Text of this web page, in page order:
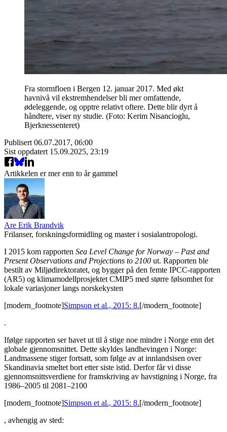
Fra stormfloen i Bergen 12. januar 2017. Med økt
havnivå vil ekstremhendelser bli mer omfattende,
ødeleggende, og opptre relativt oftere. Dette blir dyrt å
håndtere, viser ny studie. (Foto: Kerim Nisancioglu,
Bjerknessenteret)
Publisert 06.07.2017, 06:00
Sist oppdatert 15.09.2025, 23:19
Artikkelen er mer enn to år gammel
Are Erik Brandvik
Frilanser, forskningsformidling og master i sosialantropologi.
I 2015 kom rapporten Sea Level Change for Norway – Past and
Present Observations and Projections to 2100 ut. Rapporten ble
bestilt av Miljødirektoratet, og bygger på den femte IPCC-rapporten
(AR5) og klimamodellprosjektet CMIP5 med større følsomhet for
lokale variasjoner langs norskekysten
[modern_footnote]Simpson et al., 2015: 8.[/modern_footnote]
.
Ifølge rapporten ser havet ut til å stige noe mindre i Norge enn det
globale gjennomsnittet. Dette skyldes landhevingen i Norge:
Landmassene stiger fortsatt, som følge av at innlandsisen over
Skandinavia smeltet bort etter siste istid. Derfor får vi disse
gjennomsnittsverdiene for framskriving av havstigning i Norge, fra
1986–2005 til 2081–2100
[modern_footnote]Simpson et al., 2015: 8.[/modern_footnote]
, avhengig av sted: